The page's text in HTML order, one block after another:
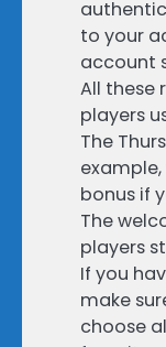
to your
account
All these
players
The
bonus if
The
players
If you
make
choose